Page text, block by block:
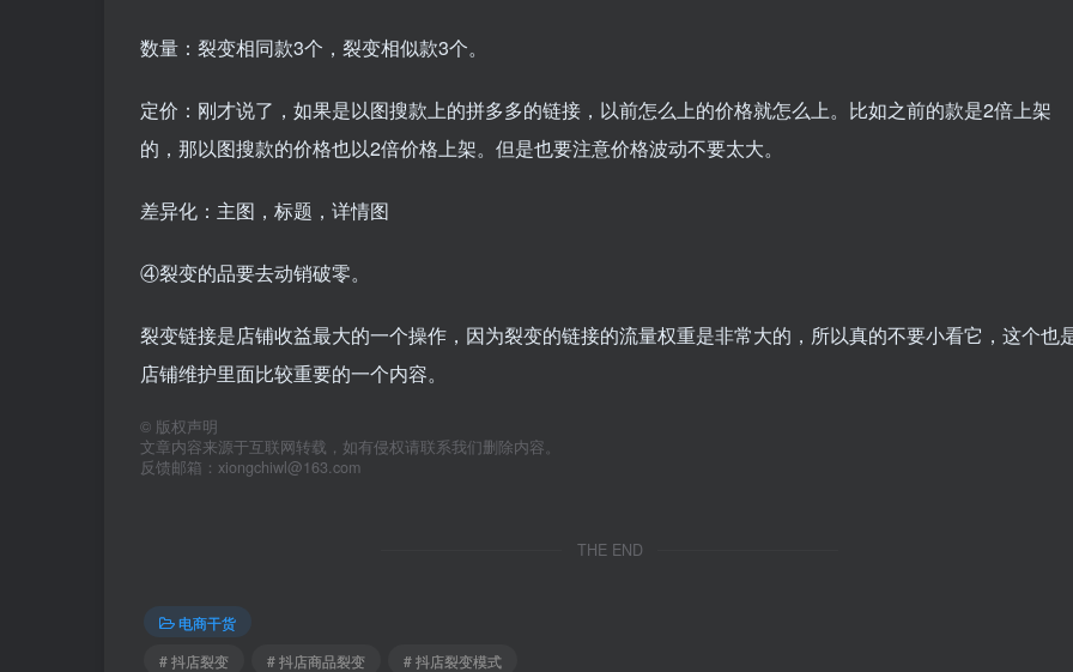
数量：裂变相同款3个，裂变相似款3个。
定价：刚才说了，如果是以图搜款上的拼多多的链接，以前怎么上的价格就怎么上。比如之前的款是2倍上架
的，那以图搜款的价格也以2倍价格上架。但是也要注意价格波动不要太大。
差异化：主图，标题，详情图
④裂变的品要去动销破零。
裂变链接是店铺收益最大的一个操作，因为裂变的链接的流量权重是非常大的，所以真的不要小看它，这个也
店铺维护里面比较重要的一个内容。
© 版权声明
文章内容来源于互联网转载，如有侵权请联系我们删除内容。
反馈邮箱：xiongchiwl@163.com
THE END
电商干货
# 抖店裂变
# 抖店商品裂变 # 抖店裂变模式